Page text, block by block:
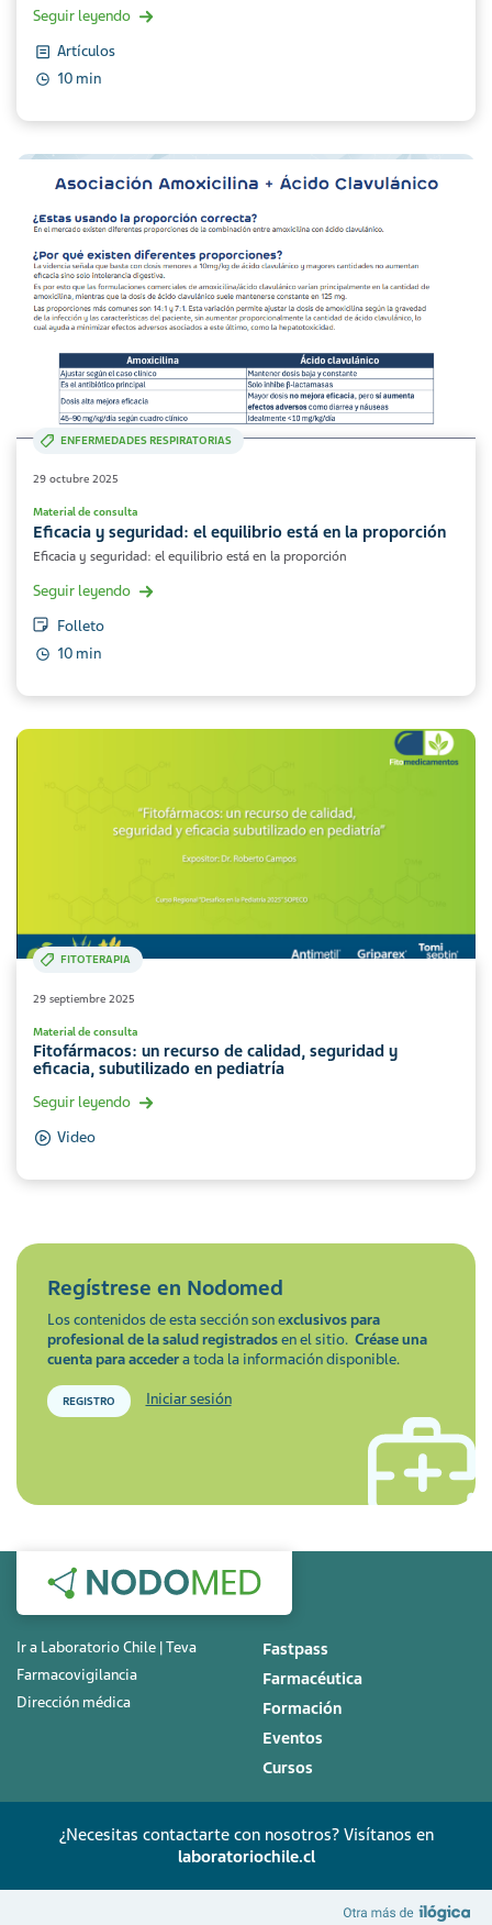
Seguir leyendo
Artículos
10 min
ENFERMEDADES RESPIRATORIAS
29 octubre 2025
Material de consulta
Eficacia y seguridad: el equilibrio está en la proporción
Eficacia y seguridad: el equilibrio está en la proporción
Seguir leyendo
Folleto
10 min
FITOTERAPIA
29 septiembre 2025
Material de consulta
Fitofármacos: un recurso de calidad, seguridad y
eficacia, subutilizado en pediatría
Seguir leyendo
Video
Regístrese en Nodomed
Los contenidos de esta sección son exclusivos para
profesional de la salud registradosen el sitio. Créase una
cuenta para accedera toda la información disponible.
REGISTRO Iniciar sesión
Ir a Laboratorio Chile | Teva
Farmacovigilancia
Dirección médica
Fastpass
Farmacéutica
Formación
Eventos
Cursos
¿Necesitas contactarte con nosotros? Visítanos en
laboratoriochile.cl